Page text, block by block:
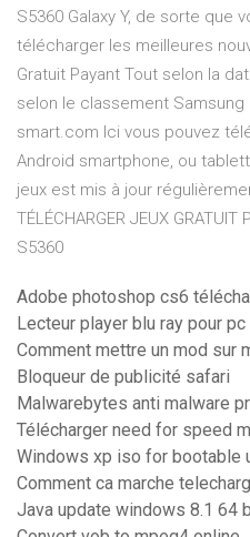
S5360 Galaxy Y, de sorte que
télécharger les meilleures
Gratuit Payant Tout selon la
selon le classement Samsung
smart.com Ici vous pouvez
Android smartphone, ou
jeux est mis à jour
TÉLÉCHARGER JEUX GRATUIT
S5360
Adobe photoshop cs6
Lecteur player blu ray pour
Comment mettre un mod sur
Bloqueur de publicité safari
Malwarebytes anti malware
Télécharger need for speed
Windows xp iso for bootable
Comment ca marche
Java update windows 8.1 64